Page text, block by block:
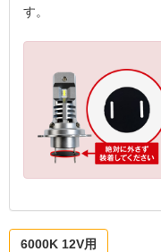
す。
6000K 12V用